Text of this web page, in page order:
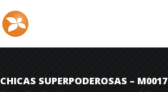
CHICAS SUPERPODEROSAS – M0017